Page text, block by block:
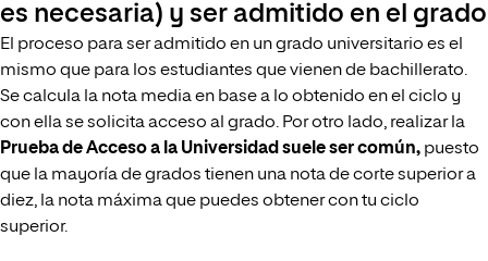
es necesaria) y ser admitido en el grado
El proceso para ser admitido en un grado universitario es el
mismo que para los estudiantes que vienen de bachillerato.
Se calcula la nota media en base a lo obtenido en el ciclo y
con ella se solicita acceso al grado. Por otro lado, realizar la
Prueba de Acceso a la Universidad suele ser común, puesto
que la mayoría de grados tienen una nota de corte superior a
diez, la nota máxima que puedes obtener con tu ciclo
superior.